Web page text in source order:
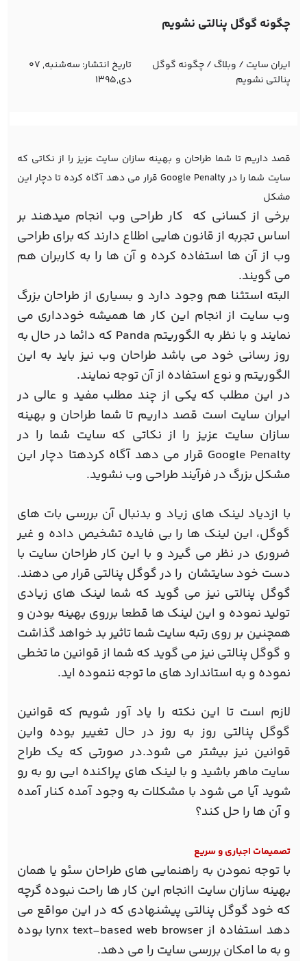
چگونه گوگل پنالتی نشویم
ایران سایت / وبلاگ /چگونه گوگل
پنالتی نشویم
تاریخ انتشار:
ﺳﻪشنبه, 07
دی,1395
قصد داریم تا شما طراحان و بهینه سازان سایت عزیز را از نکاتی که
سایت شما را در Google Penalty قرار می دهد آگاه کرده تا دچار این
مشکل
برخی از کسانی که کار طراحی وب انجام میدهند بر
اساس تجربه از قانون هایی اطلاع دارند که برای طراحی
وب از آن ها استفاده کرده و آن ها را به کاربران هم
می گویند.
البته استثنا هم وجود دارد و بسیاری از طراحان بزرگ
وب سایت از انجام این کار ها همیشه خودداری می
نمایند و با نظر به الگوریتم Panda که دائما در حال به
روز رسانی خود می باشد طراحان وب نیز باید به این
الگوریتم و نوع استفاده از آن توجه نمایند.
در این مطلب که یکی از چند مطلب مفید و عالی در
ایران سایت است قصد داریم تا شما طراحان و بهینه
سازان سایت عزیز را از نکاتی که سایت شما را در
Google Penalty قرار می دهد آگاه کردهتا دچار این
مشکل بزرگ در فرآیند طراحی وب نشوید.
با ازدیاد لینک های زیاد و بدنبال آن بررسی بات های
گوگل، این لینک ها را بی فایده تشخیص داده و غیر
ضروری در نظر می گیرد و با این کار طراحان سایت با
دست خود سایتشان را در گوگل پنالتی قرار می دهند.
گوگل پنالتی نیز می گوید که شما لینک های زیادی
تولید نموده و این لینک ها قطعا برروی بهینه بودن و
همچنین بر روی رتبه سایت شما تاثیر بد خواهد گذاشت
و گوگل پنالتی نیز می گوید که شما از قوانین ما تخطی
نموده و به استاندارد های ما توجه ننموده اید.
لازم است تا این نکته را یاد آور شویم که قوانین
گوگل پنالتی روز به روز در حال تغییر بوده واین
قوانین نیز بیشتر می شود.در صورتی که یک طراح
سایت ماهر باشید و با لینک های پراکنده ایی رو به رو
شوید آیا می شود با مشکلات به وجود آمده کنار آمده
و آن ها را حل کند؟
تصمیمات اجباری و سریع
با توجه نمودن به راهنمایی های طراحان سئو یا همان
بهینه سازان سایت اانجام این کار ها راحت نبوده گرچه
که خود گوگل پنالتی پیشنهادی که در این مواقع می
دهد استفاده از lynx text-based web browser بوده
و به ما امکان بررسی سایت را می دهد.